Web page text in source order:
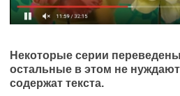
Некоторые серии
остальные в этом не
содержат текста.